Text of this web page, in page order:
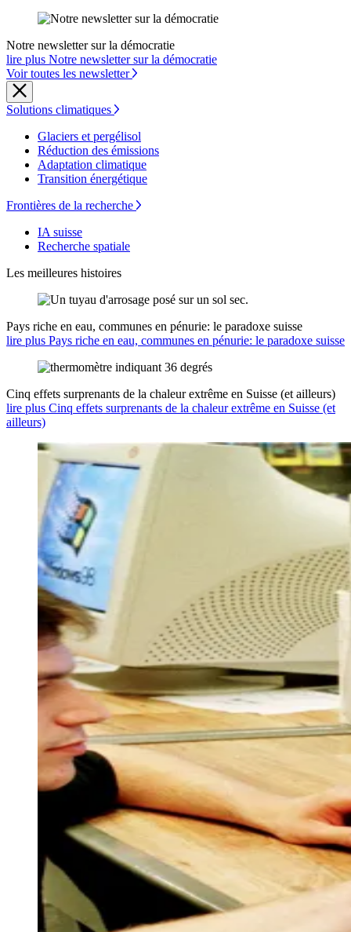
Notre newsletter sur la démocratie
lire plus Notre newsletter sur la démocratie
Voir toutes les newsletter
Solutions climatiques
Glaciers et pergélisol
Réduction des émissions
Adaptation climatique
Transition énergétique
Frontières de la recherche
IA suisse
Recherche spatiale
Les meilleures histoires
Pays riche en eau, communes en pénurie: le paradoxe suisse
lire plus Pays riche en eau, communes en pénurie: le paradoxe suisse
Cinq effets surprenants de la chaleur extrême en Suisse (et ailleurs)
lire plus Cinq effets surprenants de la chaleur extrême en Suisse (et
ailleurs)